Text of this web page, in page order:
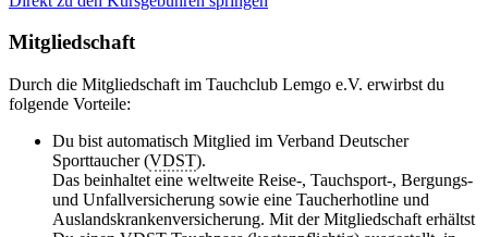
Mitgliedschaft
Durch die Mitgliedschaft im Tauchclub Lemgo e.V. erwirbst du
folgende Vorteile:
Du bist automatisch Mitglied im Verband Deutscher
Sporttaucher (VDST).
Das beinhaltet eine weltweite Reise-, Tauchsport-, Bergungs-
und Unfall­versicherung sowie eine Taucherhotline und
Auslands­kranken­versicherung. Mit der Mitgliedschaft erhältst